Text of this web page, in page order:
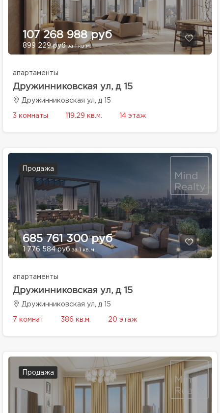
107 268 988 руб
899 229 рубза 1 кв.м.
апартаменты
Дружинниковская ул, д 15
Дружинниковская ул, д 15
3 комнаты 119.29 кв.м. 14 этаж
Продажа
685 761 300 руб
1 776 584 руб за 1 кв.м.
апартаменты
Дружинниковская ул, д 15
Дружинниковская ул, д 15
7 комнат 386 кв.м. 20 этаж
Продажа